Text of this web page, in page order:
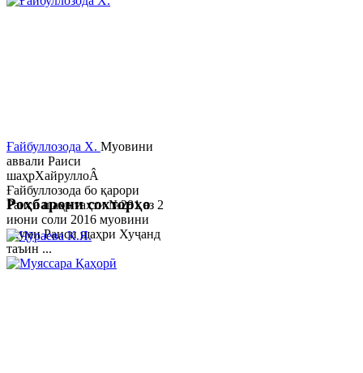
Ғайбуллозода Х. Муовини
аввали Раиси
шаҳрХайруллоÂ
Ғайбуллозода бо қарори
Раиси шаҳр таҳти №281 аз 2
июни соли 2016 муовини
якуми Раиси шаҳри Хуҷанд
таъин ...
Роҳбарони сохторҳо